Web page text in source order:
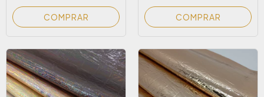
COMPRAR